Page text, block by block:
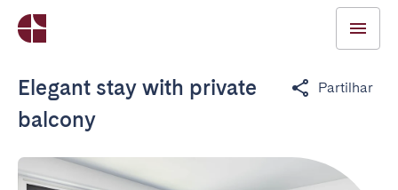
Elegant stay with private
balcony
Partilhar